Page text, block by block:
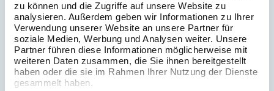
zu können und die Zugriffe auf unsere Website zu
analysieren. Außerdem geben wir Informationen zu Ihrer
Verwendung unserer Website an unsere Partner für
soziale Medien, Werbung und Analysen weiter. Unsere
Partner führen diese Informationen möglicherweise mit
weiteren Daten zusammen, die Sie ihnen bereitgestellt
haben oder die sie im Rahmen Ihrer Nutzung der Dienste
gesammelt haben.
gezeigt, wohin sich die Analytics-Welt bewegt:
• Alteryx One bündelt Tools, Rollen &
Governance in einer Plattform
• KI wird nutzbar für Citizen Analysts